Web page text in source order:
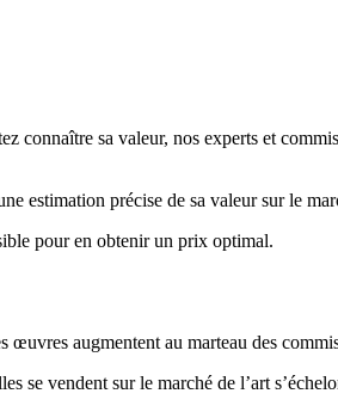
sa valeur, nos experts et
estimation précise de sa valeur sur le
pour en obtenir un prix optimal.
augmentent au marteau des
se vendent sur le marché de l’art